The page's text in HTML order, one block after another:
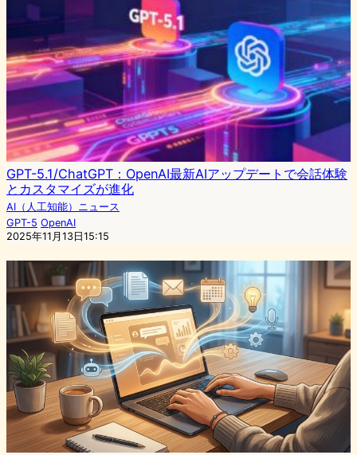
GPT-5.1/ChatGPT：OpenAI最新AIアップデートで会話体験
とカスタマイズが進化
AI（人工知能）ニュース
GPT-5 OpenAI
2025年11月13日15:15